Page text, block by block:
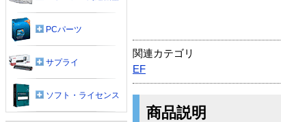
関連カテゴリ
EF
商品説明
PCパーツ
サプライ
ソフト・ライセンス